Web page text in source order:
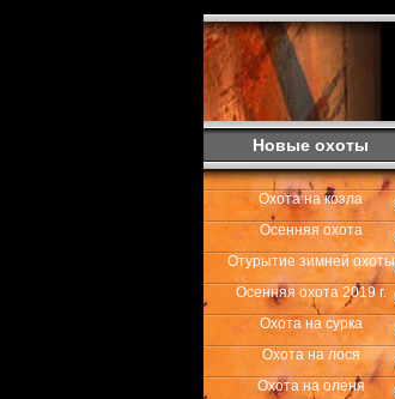
Новые охоты
Охота на козла
Осенняя охота
Отурытие зимней охоты
Осенняя охота 2019 г.
Охота на сурка
Охота на лося
Охота на оленя